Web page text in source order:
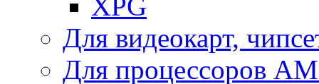
XPG
Для видеокарт,
Для процессоров